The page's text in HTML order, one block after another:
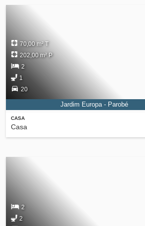
CASA
Casa
70,00 m² T
202,00 m² P
2
1
20
Jardim Europa - Parobé
2
2